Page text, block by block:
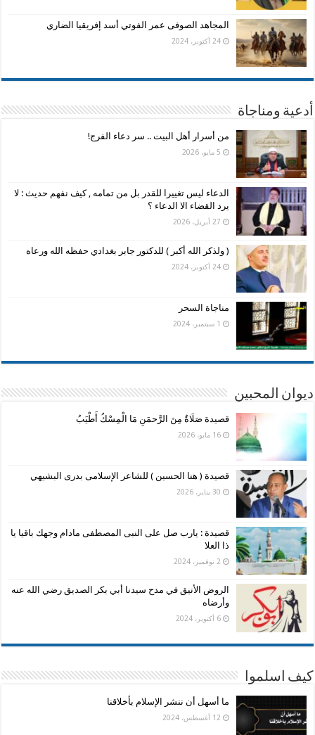
المجاهد الصوفى عمر الفوتي أسد إفريقيا الضاري
24 أكتوبر، 2024
أدعية ومناجاة
من أسرار أهل البيت .. سر دعاء الفرج!
5 مايو، 2026
الدعاء ليس تغييرا للقدر بل من تمامه , كيف نفهم حديث : لا
يرد القضاء الا الدعاء ؟
27 أبريل، 2026
( ولذكر الله أكبر ) للدكتور جابر بغدادي حفظه الله ورعاه
24 أكتوبر، 2024
مناجاة السحر
1 سبتمبر، 2024
ديوان المحبين
قصيدة صَلَاةٌ مِنَ الرَّحمَنِ مَا الْمِسْكُ أَطْيَبُ
16 مايو، 2026
قصيدة ( هنا الحسين ) للشاعر الإسلامى بدرى البشيهي
30 يناير، 2026
قصيدة : يارب صل على النبى المصطفى مادام وجهك باقيا يا
ذا العلا
2 نوفمبر، 2024
الروض الأنيق في مدح سيدنا أبي بكر الصديق رضي الله عنه
وأرضاه
6 أكتوبر، 2024
كيف اسلموا
ما أسهل أن ننشر الإسلام بأخلاقنا
12 أغسطس، 2024